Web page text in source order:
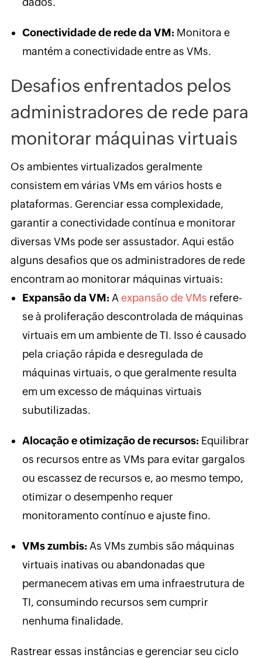
Conectividade de rede da VM:Monitora e
mantém a conectividade entre as VMs.
Desafios enfrentados pelos
administradores de rede para
monitorar máquinas virtuais
Os ambientes virtualizados geralmente
consistem em várias VMs em vários hosts e
plataformas. Gerenciar essa complexidade,
garantir a conectividade contínua e monitorar
diversas VMs pode ser assustador. Aqui estão
alguns desafios que os administradores de rede
encontram ao monitorar máquinas virtuais:
Expansão da VM:A expansão de VMs refere-
se à proliferação descontrolada de máquinas
virtuais em um ambiente de TI. Isso é causado
pela criação rápida e desregulada de
máquinas virtuais, o que geralmente resulta
em um excesso de máquinas virtuais
subutilizadas.
Alocação e otimização de recursos:Equilibrar
os recursos entre as VMs para evitar gargalos
ou escassez de recursos e, ao mesmo tempo,
otimizar o desempenho requer
monitoramento contínuo e ajuste fino.
VMs zumbis:As VMs zumbis são máquinas
virtuais inativas ou abandonadas que
permanecem ativas em uma infraestrutura de
TI, consumindo recursos sem cumprir
nenhuma finalidade.
Rastrear essas instâncias e gerenciar seu ciclo